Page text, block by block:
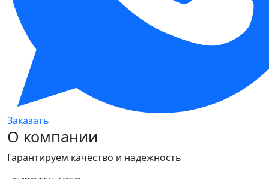
Заказать
О компании
Гарантируем качество и надежность